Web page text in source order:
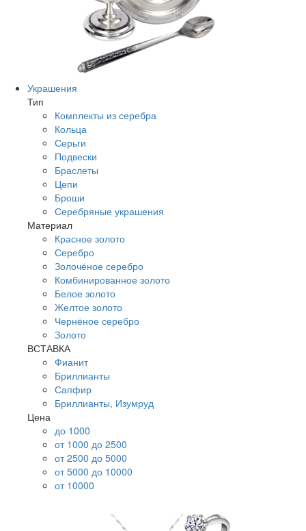
Украшения
Тип
Комплекты из серебра
Кольца
Серьги
Подвески
Браслеты
Цепи
Броши
Серебряные украшения
Материал
Красное золото
Серебро
Золочёное серебро
Комбинированное золото
Белое золото
Желтое золото
Чернёное серебро
Золото
ВСТАВКА
Фианит
Бриллианты
Сапфир
Бриллианты, Изумруд
Цена
до 1000
от 1000 до 2500
от 2500 до 5000
от 5000 до 10000
от 10000